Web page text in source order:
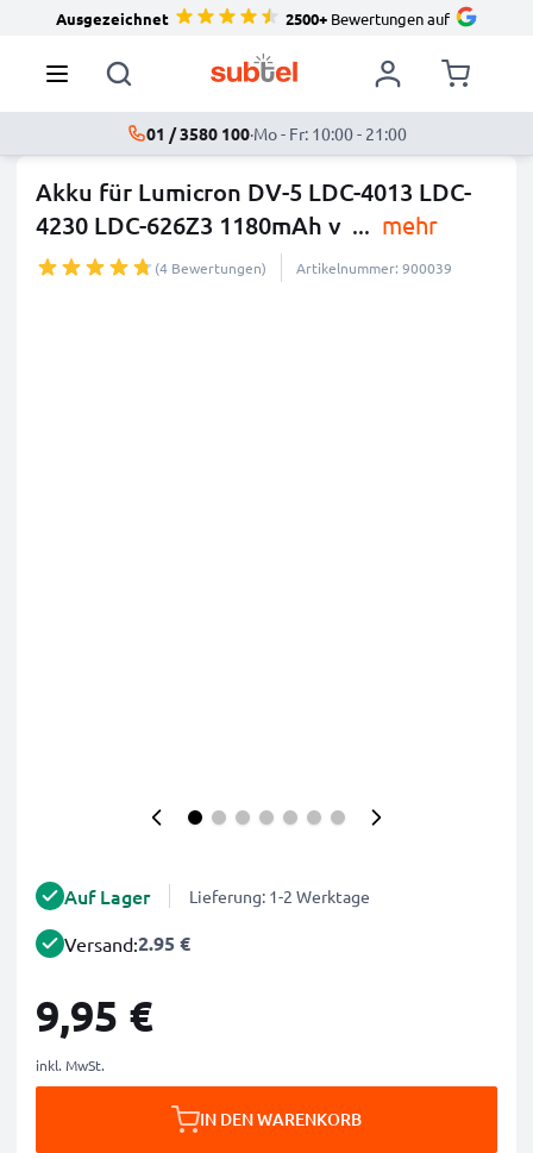
Ausgezeichnet 2500+Bewertungen auf
01 / 3580 100·Mo - Fr: 10:00 - 21:00
Akku für Lumicron DV-5 LDC-4013 LDC-
4230 LDC-626Z3 1180mAh v ... mehr
(4 Bewertungen) Artikelnummer: 900039
Auf Lager Lieferung: 1-2 Werktage
Versand:2.95 €
9,95 €
inkl. MwSt.
IN DEN WARENKORB